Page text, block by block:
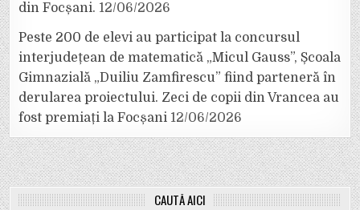
din Focșani. 12/06/2026
Peste 200 de elevi au participat la concursul
interjudețean de matematică „Micul Gauss”, Școala
Gimnazială „Duiliu Zamfirescu” fiind parteneră în
derularea proiectului. Zeci de copii din Vrancea au
fost premiați la Focșani 12/06/2026
CAUTĂ AICI